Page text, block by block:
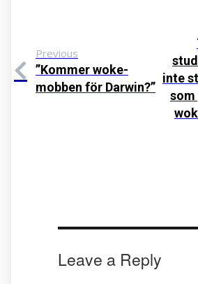
Previous
”Kommer woke-
mobben för Darwin?”
inte
Leave a Reply